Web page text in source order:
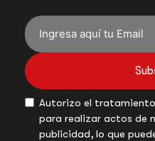
Autorizo el
para realizar actos de
publicidad, lo que